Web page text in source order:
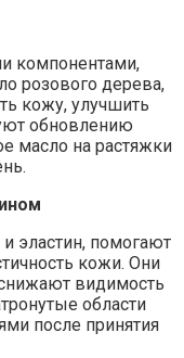
компонентами,
розового дерева,
кожу, улучшить
обновлению
масло на растяжки
эластин, помогают
кожи. Они
видимость
области
после принятия